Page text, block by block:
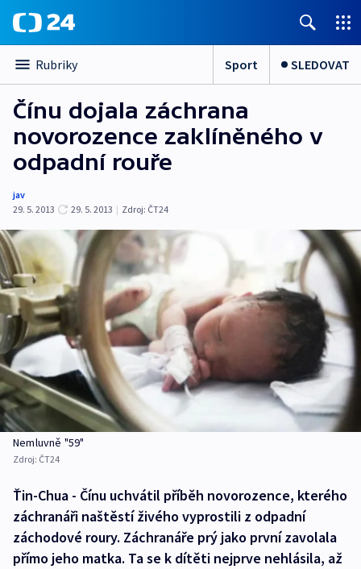
Rubriky Sport SLEDOVAT
Čínu dojala záchrana
novorozence zaklíněného v
odpadní rouře
jav
29. 5. 2013
29. 5. 2013 | Zdroj: ČT24
Nemluvně "59"
Zdroj: ČT24
Ťin-Chua - Čínu uchvátil příběh novorozence, kterého
záchranáři naštěstí živého vyprostili z odpadní
záchodové roury. Záchranáře prý jako první zavolala
přímo jeho matka. Ta se k dítěti nejprve nehlásila, až